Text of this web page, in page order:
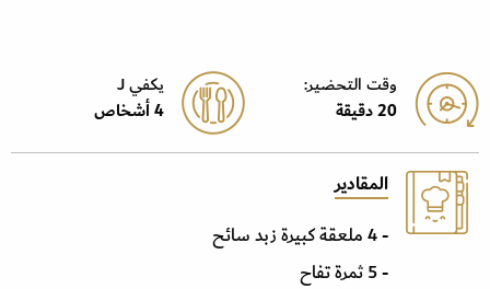
وقت التحضير:
20 دقيقة
يكفي J
4 أشخاص
المقادير
- 4 ملعقة كبيرة زبد سائح
- 5 ثمرة تفاح